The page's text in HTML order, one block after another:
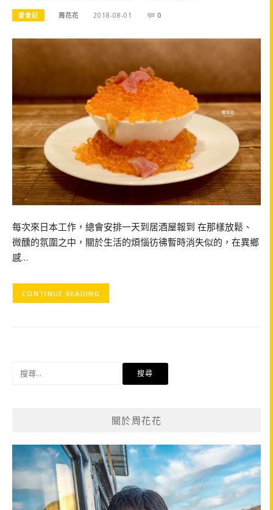
愛食記 周花花 2018-08-01 0
每次來日本工作，總會安排一天到居酒屋報到 在那樣放鬆、
微醺的氛圍之中，關於生活的煩惱彷彿暫時消失似的，在異鄉
感…
CONTINUE READING
關於周花花